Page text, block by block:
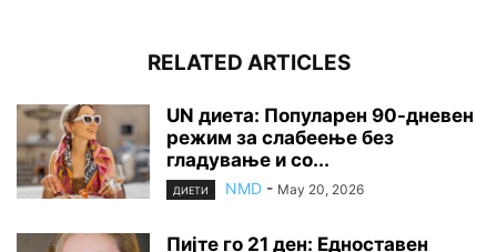
RELATED ARTICLES
UN диета: Популарен 90-дневен
режим за слабеење без
гладување и со...
ДИЕТИ NMD - May 20, 2026
Пијте го 21 ден: Едноставен